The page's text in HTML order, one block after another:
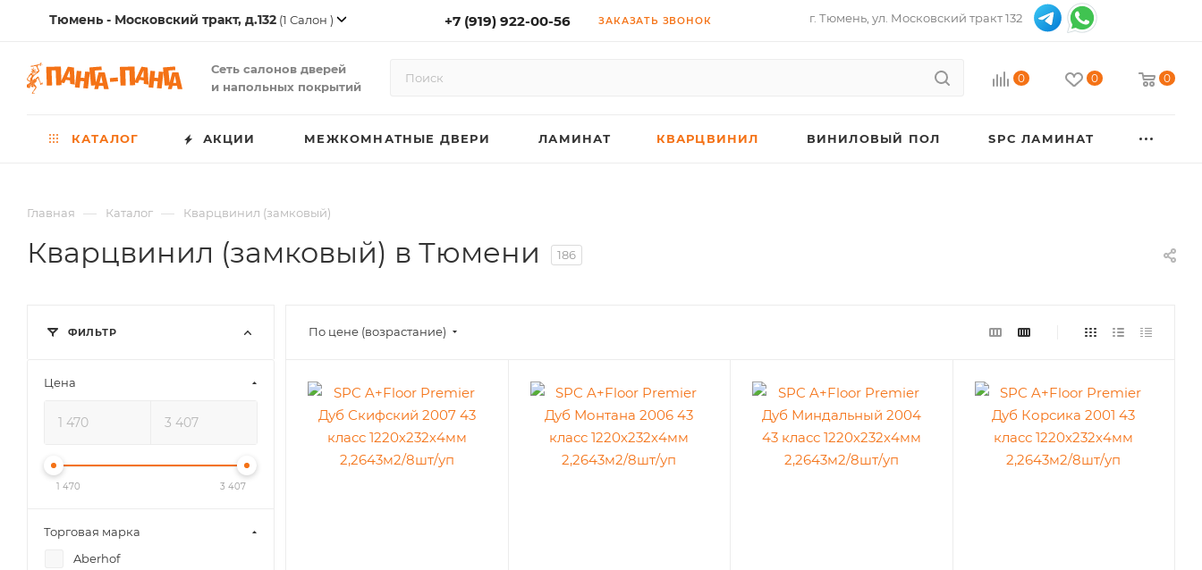
Тюмень - Московский тракт, д.132 (1 Салон ) +7 (919) 922-00-56 ЗАКАЗАТЬ ЗВОНОК г. Тюмень, ул. Московский тракт 132
Сеть салонов дверей
и напольных покрытий
0 0 0
КАТАЛОГ АКЦИИ МЕЖКОМНАТНЫЕ ДВЕРИ ЛАМИНАТ КВАРЦВИНИЛ ВИНИЛОВЫЙ ПОЛ SPC ЛАМИНАТ
Главная — Каталог — Кварцвинил (замковый)
Кварцвинил (замковый) в Тюмени 186
По цене (возрастание)
ФИЛЬТР
Цена
1 470 3 407
Торговая марка
Aberhof